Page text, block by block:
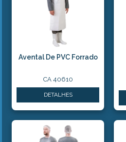
Avental De PVC Forrado
CA 40610
DETALHES